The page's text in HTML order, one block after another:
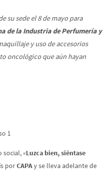
su sede el 8 de mayo para
de la Industria de Perfumería y
y uso de accesorios
oncológico que aún hayan
1
«Luzca bien, siéntase
porCAPAy se lleva adelante de